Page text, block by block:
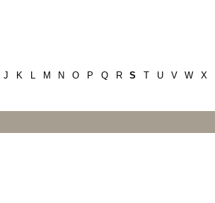
J K L M N O P Q R S T U V W X